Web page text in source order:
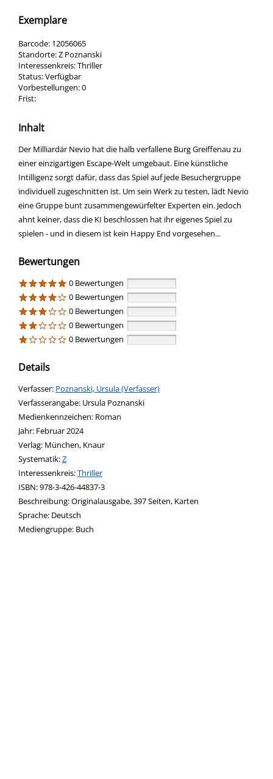
Exemplare
Barcode: 12056065
Standorte:Z Poznanski
Interessenkreis:Thriller
Status:Verfügbar
Vorbestellungen:0
Frist:
Inhalt
Der Milliardär Nevio hat die halb verfallene Burg Greiffenau zu
einer einzigartigen Escape-Welt umgebaut. Eine künstliche
Intilligenz sorgt dafür, dass das Spiel auf jede Besuchergruppe
individuell zugeschnitten ist. Um sein Werk zu testen, lädt Nevio
eine Gruppe bunt zusammengewürfelter Experten ein. Jedoch
ahnt keiner, dass die KI beschlossen hat ihr eigenes Spiel zu
spielen - und in diesem ist kein Happy End vorgesehen...
Bewertungen
0 Bewertungen
0 Bewertungen
0 Bewertungen
0 Bewertungen
0 Bewertungen
Details
Verfasser: Suche nach diesem Verfasser
Poznanski, Ursula (Verfasser)
Verfasserangabe: Ursula Poznanski
Medienkennzeichen: Roman
Jahr: Februar 2024
Verlag: München, Knaur
opens in new tab
Diesen Link in neuem Tab öffnen
Systematik:Suche nach dieser Systematik
Z
Interessenkreis:Suche nach diesem Interessenskreis
Thriller
ISBN:978-3-426-44837-3
Beschreibung:Originalausgabe, 397 Seiten, Karten
Suche nach dieser Beteiligten Person
Sprache: Deutsch
Mediengruppe: Buch